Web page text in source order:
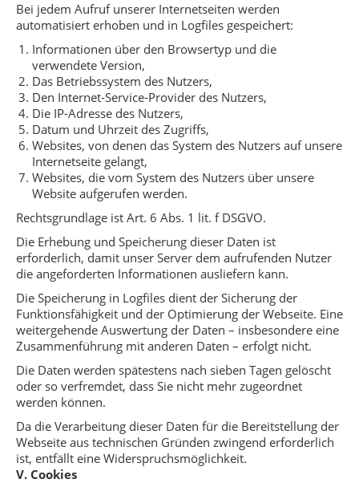
Bei jedem Aufruf unserer Internetseiten werden
automatisiert erhoben und in Logfiles gespeichert:
Informationen über den Browsertyp und die
verwendete Version,
Das Betriebssystem des Nutzers,
Den Internet-Service-Provider des Nutzers,
Die IP-Adresse des Nutzers,
Datum und Uhrzeit des Zugriffs,
Websites, von denen das System des Nutzers auf unsere
Internetseite gelangt,
Websites, die vom System des Nutzers über unsere
Website aufgerufen werden.
Rechtsgrundlage ist Art. 6 Abs. 1 lit. f DSGVO.
Die Erhebung und Speicherung dieser Daten ist
erforderlich, damit unser Server dem aufrufenden Nutzer
die angeforderten Informationen ausliefern kann.
Die Speicherung in Logfiles dient der Sicherung der
Funktionsfähigkeit und der Optimierung der Webseite. Eine
weitergehende Auswertung der Daten – insbesondere eine
Zusammenführung mit anderen Daten – erfolgt nicht.
Die Daten werden spätestens nach sieben Tagen gelöscht
oder so verfremdet, dass Sie nicht mehr zugeordnet
werden können.
Da die Verarbeitung dieser Daten für die Bereitstellung der
Webseite aus technischen Gründen zwingend erforderlich
ist, entfällt eine Widerspruchsmöglichkeit.
V. Cookies